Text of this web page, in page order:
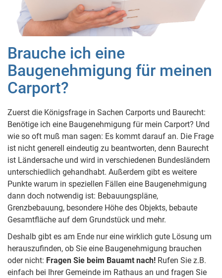
Brauche ich eine
Baugenehmigung für meinen
Carport?
Zuerst die Königsfrage in Sachen Carports und Baurecht:
Benötige ich eine Baugenehmigung für mein Carport? Und
wie so oft muß man sagen: Es kommt darauf an. Die Frage
ist nicht generell eindeutig zu beantworten, denn Baurecht
ist Ländersache und wird in verschiedenen Bundesländern
unterschiedlich gehandhabt. Außerdem gibt es weitere
Punkte warum in speziellen Fällen eine Baugenehmigung
dann doch notwendig ist: Bebauungspläne,
Grenzbebauung, besondere Höhe des Objekts, bebaute
Gesamtfläche auf dem Grundstück und mehr.
Deshalb gibt es am Ende nur eine wirklich gute Lösung um
herauszufinden, ob Sie eine Baugenehmigung brauchen
oder nicht: Fragen Sie beim Bauamt nach! Rufen Sie z.B.
einfach bei Ihrer Gemeinde im Rathaus an und fragen Sie